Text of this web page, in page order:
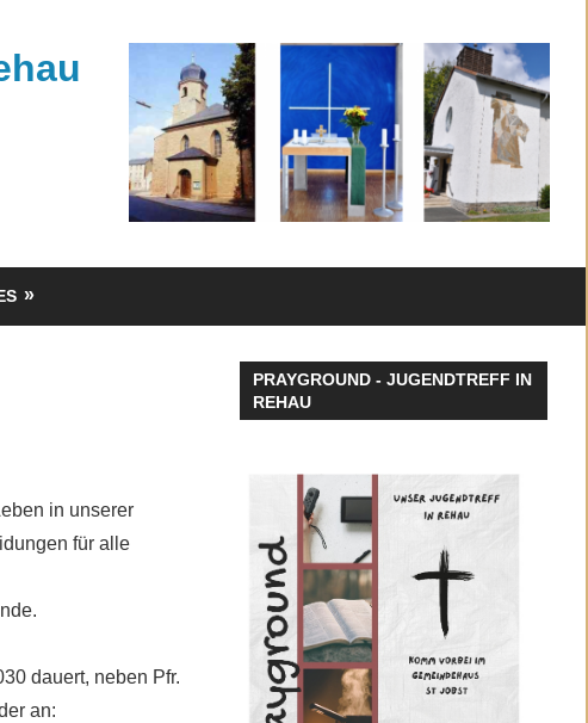
in unserer
für alle
dauert, neben Pfr.
an:
PRAYGROUND - JUGENDTREFF IN
REHAU